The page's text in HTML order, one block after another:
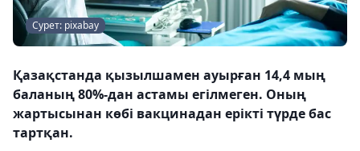
Сурет: pixabay
Қазақстанда қызылшамен ауырған 14,4 мың
баланың 80%-дан астамы егілмеген. Оның
жартысынан көбі вакцинадан ерікті түрде бас
тартқан.